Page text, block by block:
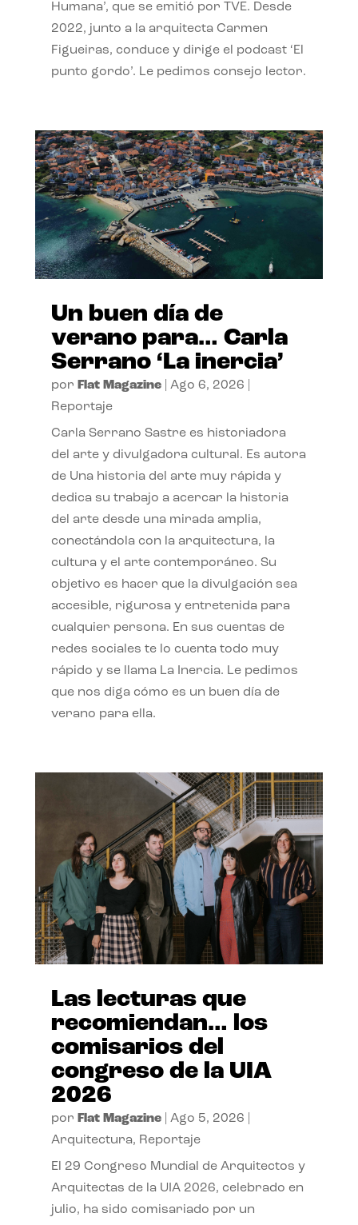
Humana’, que se emitió por TVE. Desde
2022, junto a la arquitecta Carmen
Figueiras, conduce y dirige el podcast ‘El
punto gordo’. Le pedimos consejo lector.
Un buen día de
verano para… Carla
Serrano ‘La inercia’
por Flat Magazine| Ago 6, 2026
Reportaje
Carla Serrano Sastre es historiadora
del arte y divulgadora cultural. Es autora
de Una historia del arte muy rápida y
dedica su trabajo a acercar la historia
del arte desde una mirada amplia,
conectándola con la arquitectura, la
cultura y el arte contemporáneo. Su
objetivo es hacer que la divulgación sea
accesible, rigurosa y entretenida para
cualquier persona. En sus cuentas de
redes sociales te lo cuenta todo muy
rápido y se llama La Inercia. Le pedimos
que nos diga cómo es un buen día de
verano para ella.
Las lecturas que
recomiendan… los
comisarios del
congreso de la UIA
2026
por Flat Magazine| Ago 5, 2026
Arquitectura, Reportaje
El 29 Congreso Mundial de Arquitectos y
Arquitectas de la UIA 2026, celebrado en
julio, ha sido comisariado por un